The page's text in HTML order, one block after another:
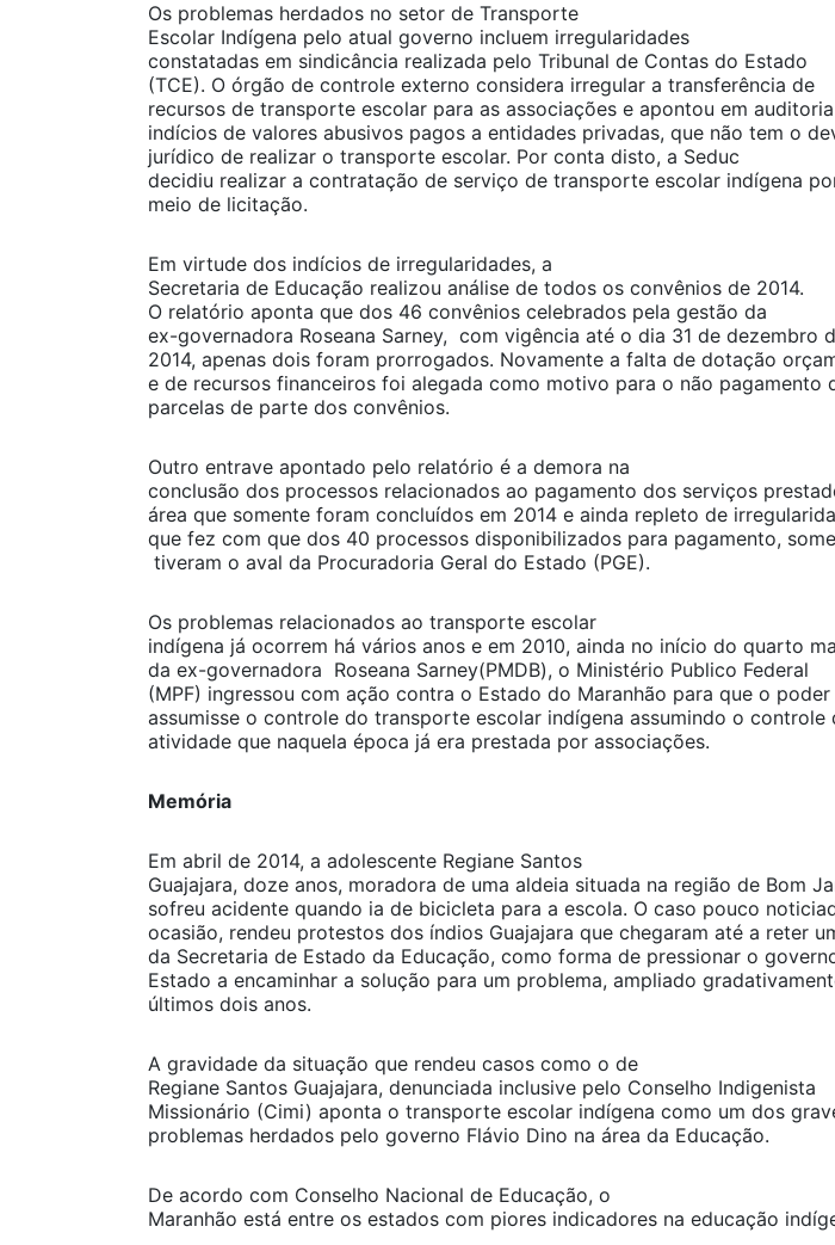
Os problemas herdados no setor de Transporte
Escolar Indígena pelo atual governo incluem irregularidades
constatadas em sindicância realizada pelo Tribunal de Contas do Estado
(TCE). O órgão de controle externo considera irregular a transferência de
recursos de transporte escolar para as associações e apontou em auditoria
indícios de valores abusivos pagos a entidades privadas, que não tem o
jurídico de realizar o transporte escolar. Por conta disto, a Seduc
decidiu realizar a contratação de serviço de transporte escolar indígena
meio de licitação.
Em virtude dos indícios de irregularidades, a
Secretaria de Educação realizou análise de todos os convênios de 2014.
O relatório aponta que dos 46 convênios celebrados pela gestão da
ex-governadora Roseana Sarney, com vigência até o dia 31 de dezembro
2014, apenas dois foram prorrogados. Novamente a falta de dotação
e de recursos financeiros foi alegada como motivo para o não pagamento
parcelas de parte dos convênios.
Outro entrave apontado pelo relatório é a demora na
conclusão dos processos relacionados ao pagamento dos serviços
área que somente foram concluídos em 2014 e ainda repleto de
que fez com que dos 40 processos disponibilizados para pagamento,
tiveram o aval da Procuradoria Geral do Estado (PGE).
Os problemas relacionados ao transporte escolar
indígena já ocorrem há vários anos e em 2010, ainda no início do quarto
da ex-governadora Roseana Sarney(PMDB), o Ministério Publico Federal
(MPF) ingressou com ação contra o Estado do Maranhão para que o
assumisse o controle do transporte escolar indígena assumindo o controle
atividade que naquela época já era prestada por associações.
Memória
Em abril de 2014, a adolescente Regiane Santos
Guajajara, doze anos, moradora de uma aldeia situada na região de Bom
sofreu acidente quando ia de bicicleta para a escola. O caso pouco
ocasião, rendeu protestos dos índios Guajajara que chegaram até a reter
da Secretaria de Estado da Educação, como forma de pressionar o
Estado a encaminhar a solução para um problema, ampliado
últimos dois anos.
A gravidade da situação que rendeu casos como o de
Regiane Santos Guajajara, denunciada inclusive pelo Conselho Indigenista
Missionário (Cimi) aponta o transporte escolar indígena como um dos
problemas herdados pelo governo Flávio Dino na área da Educação.
De acordo com Conselho Nacional de Educação, o
Maranhão está entre os estados com piores indicadores na educação